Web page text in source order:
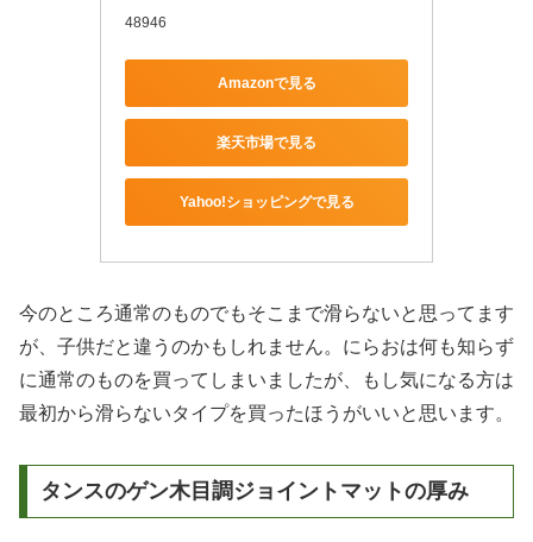
48946
Amazonで見る
楽天市場で見る
Yahoo!ショッピングで見る
今のところ通常のものでもそこまで滑らないと思ってます
が、子供だと違うのかもしれません。にらおは何も知らず
に通常のものを買ってしまいましたが、もし気になる方は
最初から滑らないタイプを買ったほうがいいと思います。
タンスのゲン木目調ジョイントマットの厚み